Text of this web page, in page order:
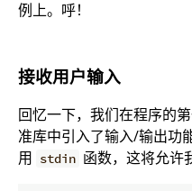
例上。呼！
接收用户输入
回忆一下，我们在程序的
准库中引入了输入/输出功
用 stdin 函数，这将允许